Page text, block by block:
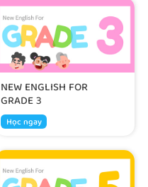
NEW ENGLISH FOR
GRADE 3
Học ngay